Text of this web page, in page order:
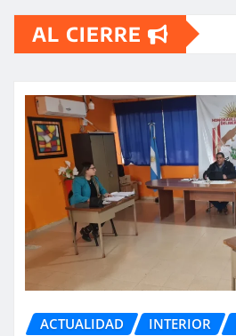
AL CIERRE
ACTUALIDAD INTERIOR